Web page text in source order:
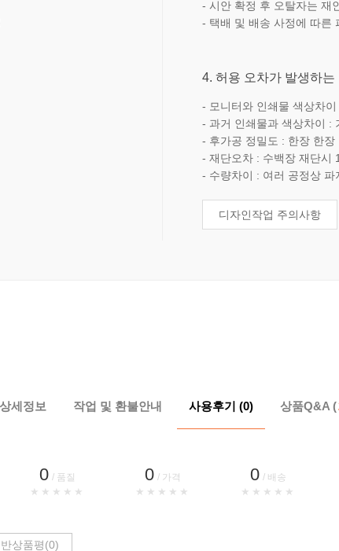
- 시안 확정 후 오탈자는 재
- 택배 및 배송 사정에 따른
4. 허용 오차가 발생하는
- 모니터와 인쇄물 색상차
- 과거 인쇄물과 색상차이 :
- 후가공 정밀도 : 한장 한
- 재단오차 : 수백장 재단시
- 수량차이 : 여러 공정상 파
디자인작업 주의사항
세정보 작업 및 환불안내 사용후기 (0) 상품Q&A (
0 / 품질
★★★★★
0 / 가격
★★★★★
0 / 배송
★★★★★
상품평(0)